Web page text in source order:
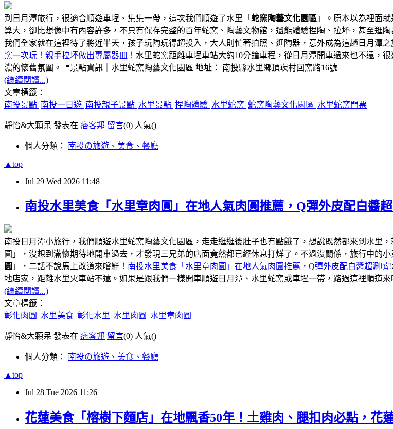
到日月潭旅行，很適合順遊車埕、集集一帶，這次我們順遊了水里「 蛇窯陶藝文化園區 」。原本以為裡面
算大，卻比想像中有內容許多，不只有保存完整的百年蛇窯、陶藝文物館，還能體驗捏陶、拉坏，甚至逛
我們全家就在這裡待了將近半天，孩子玩陶玩得超投入，大人則忙著拍照、逛陶器，意外成為這趟日月潭之
窯一次玩！親手拉坏做出專屬器皿！ 水里蛇窯距離車埕車站大約10分鐘車程，從日月潭開車過來也不遠，
濃的懷舊氛圍。📍景點資訊｜水里蛇窯陶藝文化園區 地址： 南投縣水里鄉頂崁村回窯路16號
(繼續閱讀...)
文章標籤：
南投景點 南投一日遊 南投親子景點 水里景點 捏陶體驗 水里蛇窯 蛇窯陶藝文化園區 水里蛇窯門票
靜怡&大顆呆 發表在 痞客邦 留言(0) 人氣()
個人分類： 南投の旅遊、美食、餐廳
▲top
Jul 29 Wed 2026 11:48
南投水里美食「水里章肉圓」在地人氣肉圓推薦，Q彈外皮配白醬
南投日月潭小旅行，我們順遊水里蛇窯陶藝文化園區，走走逛逛後肚子也有點餓了，想說既然都來到水里
圓」，沒想到滿懷期待地開車過去，才發現三兄弟的店面竟然都已經休息打烊了。不過沒關係，旅行中的
圓 」，二話不說馬上改道來嚐鮮！ 南投水里美食「水里章肉圓」在地人氣肉圓推薦，Q彈外皮配白醬超涮嘴!
地店家， 距離水里火車站不遠 。如果是跟我們一樣開車順遊日月潭、水里蛇窯或車埕一帶，路過這裡順道
(繼續閱讀...)
文章標籤：
彰化肉圓
水里美食 彰化水里 水里肉圓 水里章肉圓
靜怡&大顆呆 發表在 痞客邦 留言(0) 人氣()
個人分類： 南投の旅遊、美食、餐廳
▲top
Jul 28 Tue 2026 11:26
花蓮美食「榕樹下麵店」在地飄香50年！土雞肉、腿扣肉必點，花